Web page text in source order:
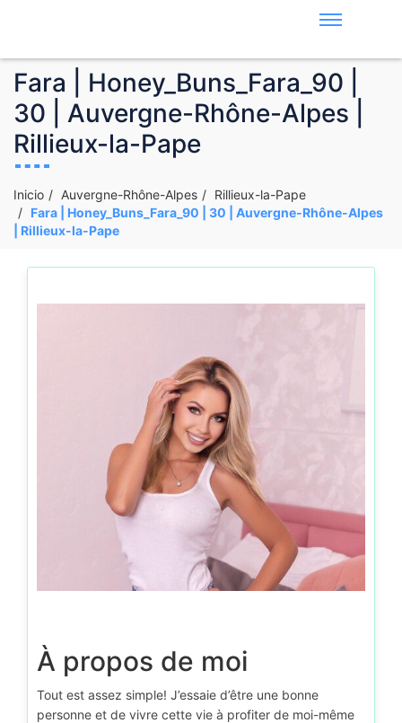
Fara | Honey_Buns_Fara_90 |
30 | Auvergne-Rhône-Alpes |
Rillieux-la-Pape
Inicio Auvergne-Rhône-Alpes
Rillieux-la-Pape
Fara | Honey_Buns_Fara_90 | 30 | Auvergne-Rhône-Alpes
| Rillieux-la-Pape
À propos de moi
Tout est assez simple! J’essaie d’être une bonne
personne et de vivre cette vie à profiter de moi-même